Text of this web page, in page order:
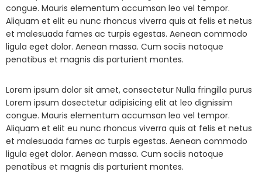
congue. Mauris elementum accumsan leo vel tempor.
Aliquam et elit eu nunc rhoncus viverra quis at felis et netus
et malesuada fames ac turpis egestas. Aenean commodo
ligula eget dolor. Aenean massa. Cum sociis natoque
penatibus et magnis dis parturient montes.
Lorem ipsum dolor sit amet, consectetur Nulla fringilla purus
Lorem ipsum dosectetur adipisicing elit at leo dignissim
congue. Mauris elementum accumsan leo vel tempor.
Aliquam et elit eu nunc rhoncus viverra quis at felis et netus
et malesuada fames ac turpis egestas. Aenean commodo
ligula eget dolor. Aenean massa. Cum sociis natoque
penatibus et magnis dis parturient montes.